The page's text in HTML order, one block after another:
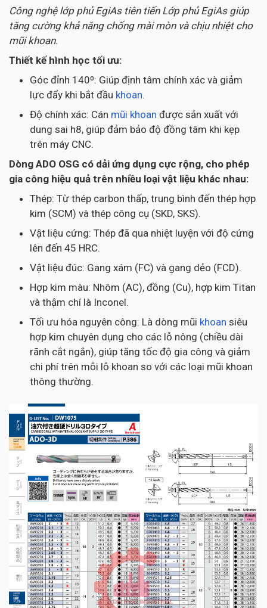
Công nghệ lớp phủ EgiAs tiên tiến Lớp phủ EgiAs giúp
tăng cường khả năng chống mài mòn và chịu nhiệt cho
mũi khoan.
Thiết kế hình học tối ưu:
Góc đỉnh 140⁰: Giúp định tâm chính xác và giảm
lực đẩy khi bắt đầu khoan.
Độ chính xác: Cán mũi khoan được sản xuất với
dung sai h8, giúp đảm bảo độ đồng tâm khi kẹp
trên máy CNC.
Dòng ADO OSG có dải ứng dụng cực rộng, cho phép
gia công hiệu quả trên nhiều loại vật liệu khác nhau:
Thép: Từ thép carbon thấp, trung bình đến thép hợp
kim (SCM) và thép công cụ (SKD, SKS).
Vật liệu cứng: Thép đã qua nhiệt luyện với độ cứng
lên đến 45 HRC.
Vật liệu đúc: Gang xám (FC) và gang dẻo (FCD).
Hợp kim màu: Nhôm (AC), đồng (Cu), hợp kim Titan
và thậm chí là Inconel.
Tối ưu hóa nguyên công: Là dòng mũi khoan siêu
hợp kim chuyên dụng cho các lỗ nông (chiều dài
rãnh cắt ngắn), giúp tăng tốc độ gia công và giảm
chi phí trên mỗi lỗ khoan so với các loại mũi khoan
thông thường.